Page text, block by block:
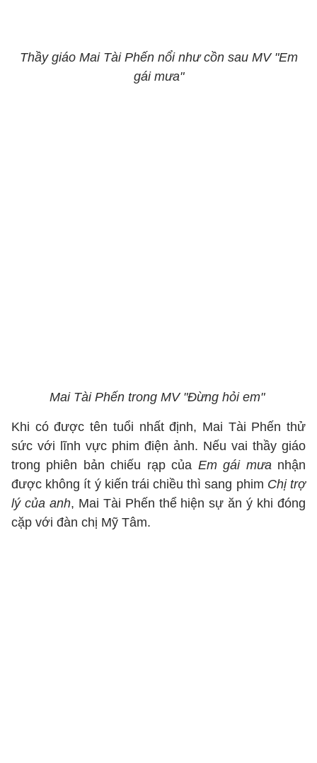
Thầy giáo Mai Tài Phến nổi như cồn sau MV "Em
gái mưa"
Mai Tài Phến trong MV "Đừng hỏi em"
Khi có được tên tuổi nhất định, Mai Tài Phến thử
sức với lĩnh vực phim điện ảnh. Nếu vai thầy giáo
trong phiên bản chiếu rạp của Em gái mưanhận
được không ít ý kiến trái chiều thì sang phim Chị trợ
lý của anh, Mai Tài Phến thể hiện sự ăn ý khi đóng
cặp với đàn chị Mỹ Tâm.